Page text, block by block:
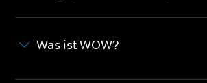
Was ist WOW?